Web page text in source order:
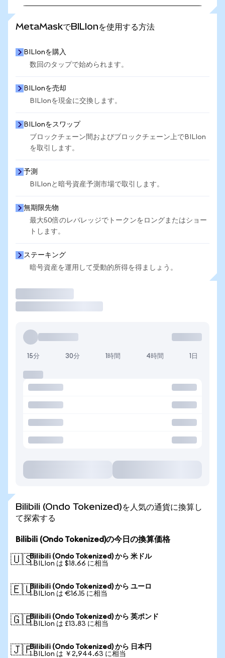
MetaMaskでBILIonを使用する方法
BILIonを購入
数回のタップで始められます。
BILIonを売却
BILIonを現金に交換します。
BILIonをスワップ
ブロックチェーン間およびブロックチェーン上でBILIon
を取引します。
予測
BILIonと暗号資産予測市場で取引します。
無期限先物
最大50倍のレバレッジでトークンをロングまたはショー
トします。
ステーキング
暗号資産を運用して受動的所得を得ましょう。
15分 30分 1時間 4時間 1日
Bilibili (Ondo Tokenized)を人気の通貨に換算し
て探索する
Bilibili (Ondo Tokenized)の今日の換算価格
🇺🇸Bilibili (Ondo Tokenized) から 米ドル
1 BILIon は $18.66 に相当
🇪🇺Bilibili (Ondo Tokenized) から ユーロ
1 BILIon は €16.15 に相当
🇬🇧Bilibili (Ondo Tokenized) から 英ポンド
1 BILIon は £13.83 に相当
🇯🇵Bilibili (Ondo Tokenized) から 日本円
1 BILIon は ￥2,944.63 に相当